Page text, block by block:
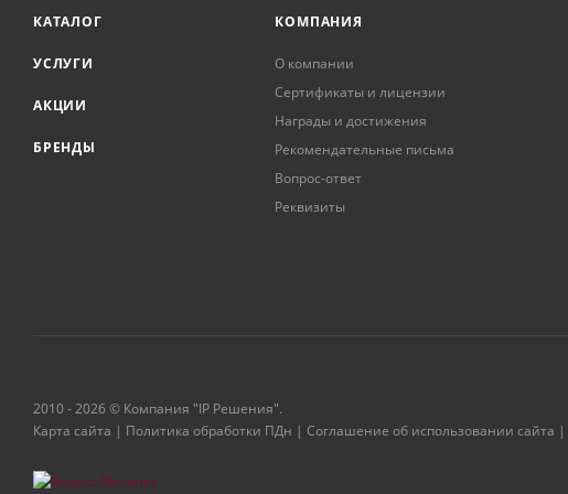
КАТАЛОГ
УСЛУГИ
АКЦИИ
БРЕНДЫ
КОМПАНИЯ
О компании
Сертификаты и лицензии
Награды и достижения
Рекомендательные письма
Вопрос-ответ
Реквизиты
2010 - 2026 © Компания "IP Решения".
Карта сайта | Политика обработки ПДн | Соглашение об использовании сайта |